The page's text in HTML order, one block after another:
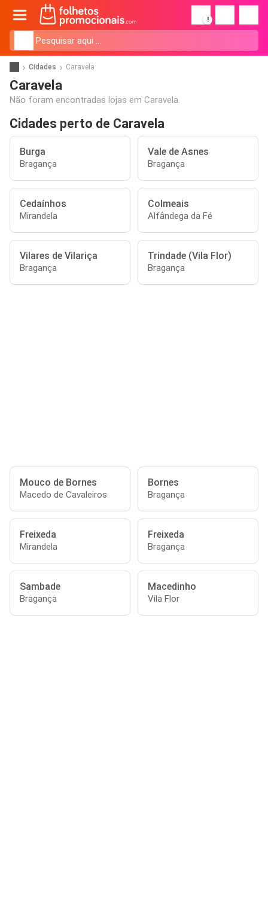
!
Cidades Caravela
Caravela
Não foram encontradas lojas em Caravela.
Cidades perto de Caravela
Burga
Bragança
Vale de Asnes
Bragança
Cedaínhos
Mirandela
Colmeais
Alfândega da Fé
Vilares de Vilariça
Bragança
Trindade (Vila Flor)
Bragança
Mouco de Bornes
Macedo de Cavaleiros
Bornes
Bragança
Freixeda
Mirandela
Freixeda
Bragança
Sambade
Bragança
Macedinho
Vila Flor